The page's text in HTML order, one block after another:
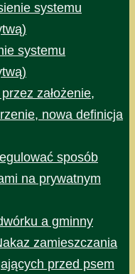
systemu
systemu
założenie,
nowa definicja
sposób
na prywatnym
a gminny
zamieszczania
przed psem